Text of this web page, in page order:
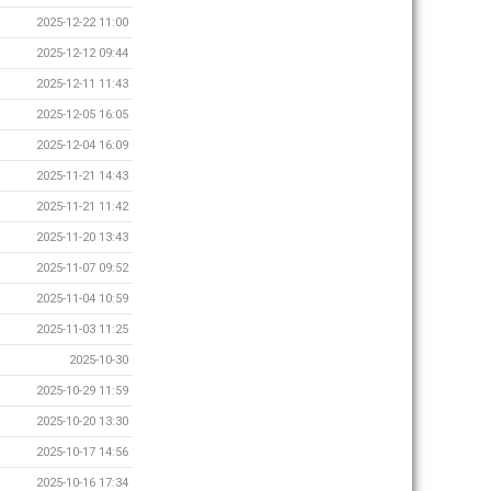
2025-12-22 11:00
2025-12-12 09:44
2025-12-11 11:43
2025-12-05 16:05
2025-12-04 16:09
2025-11-21 14:43
2025-11-21 11:42
2025-11-20 13:43
2025-11-07 09:52
2025-11-04 10:59
2025-11-03 11:25
2025-10-30
2025-10-29 11:59
2025-10-20 13:30
2025-10-17 14:56
2025-10-16 17:34